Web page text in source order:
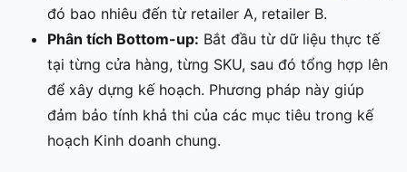
đó bao nhiêu đến từ retailer A, retailer B.
Phân tích Bottom-up: Bắt đầu từ dữ liệu thực tế
tại từng cửa hàng, từng SKU, sau đó tổng hợp lên
để xây dựng kế hoạch. Phương pháp này giúp
đảm bảo tính khả thi của các mục tiêu trong kế
hoạch Kinh doanh chung.